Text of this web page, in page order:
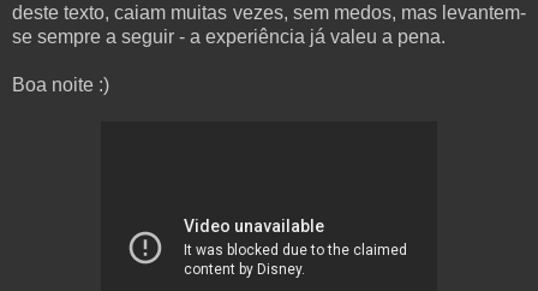
deste texto, caiam muitas vezes, sem medos, mas levantem-
se sempre a seguir - a experiência já valeu a pena.
Boa noite :)